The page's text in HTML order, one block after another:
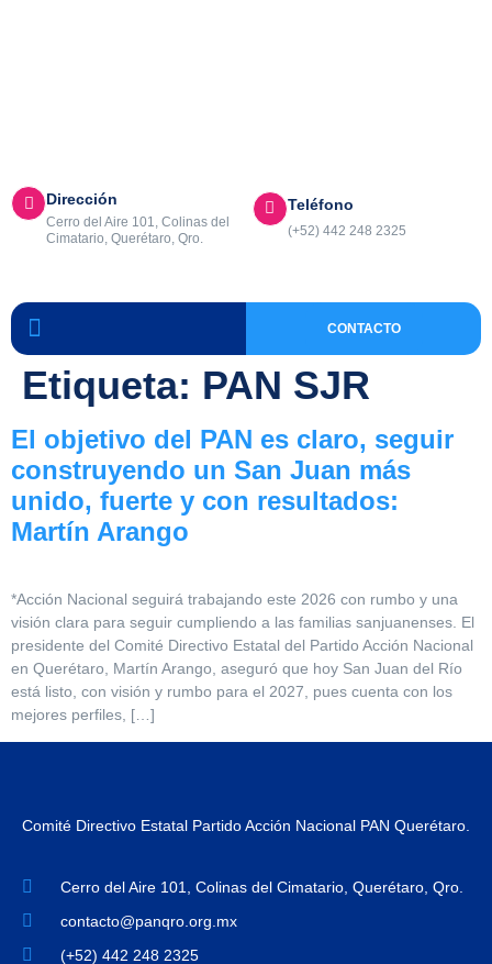
Dirección
Cerro del Aire 101, Colinas del
Cimatario, Querétaro, Qro.
Teléfono
(+52) 442 248 2325
CONTACTO
Etiqueta: PAN SJR
El objetivo del PAN es claro, seguir
construyendo un San Juan más
unido, fuerte y con resultados:
Martín Arango
*Acción Nacional seguirá trabajando este 2026 con rumbo y una
visión clara para seguir cumpliendo a las familias sanjuanenses. El
presidente del Comité Directivo Estatal del Partido Acción Nacional
en Querétaro, Martín Arango, aseguró que hoy San Juan del Río
está listo, con visión y rumbo para el 2027, pues cuenta con los
mejores perfiles, […]
Comité Directivo Estatal Partido Acción Nacional PAN Querétaro.
Cerro del Aire 101, Colinas del Cimatario, Querétaro, Qro.
contacto@panqro.org.mx
(+52) 442 248 2325